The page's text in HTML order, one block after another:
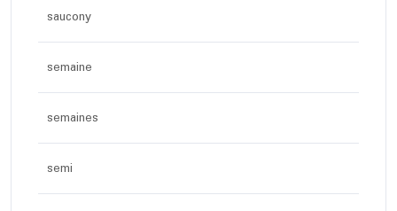
saucony
semaine
semaines
semi